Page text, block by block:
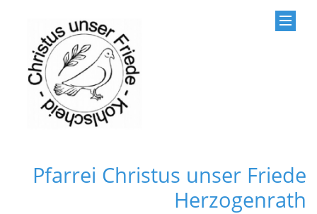
Pfarrei Christus unser Friede
Herzogenrath